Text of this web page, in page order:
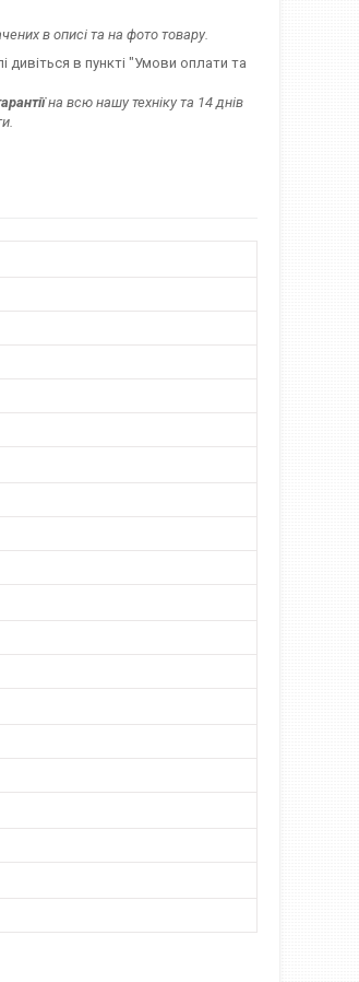
в описі та на фото товару.
дивіться в пункті "Умови оплати та
на всю нашу техніку та 14 днів